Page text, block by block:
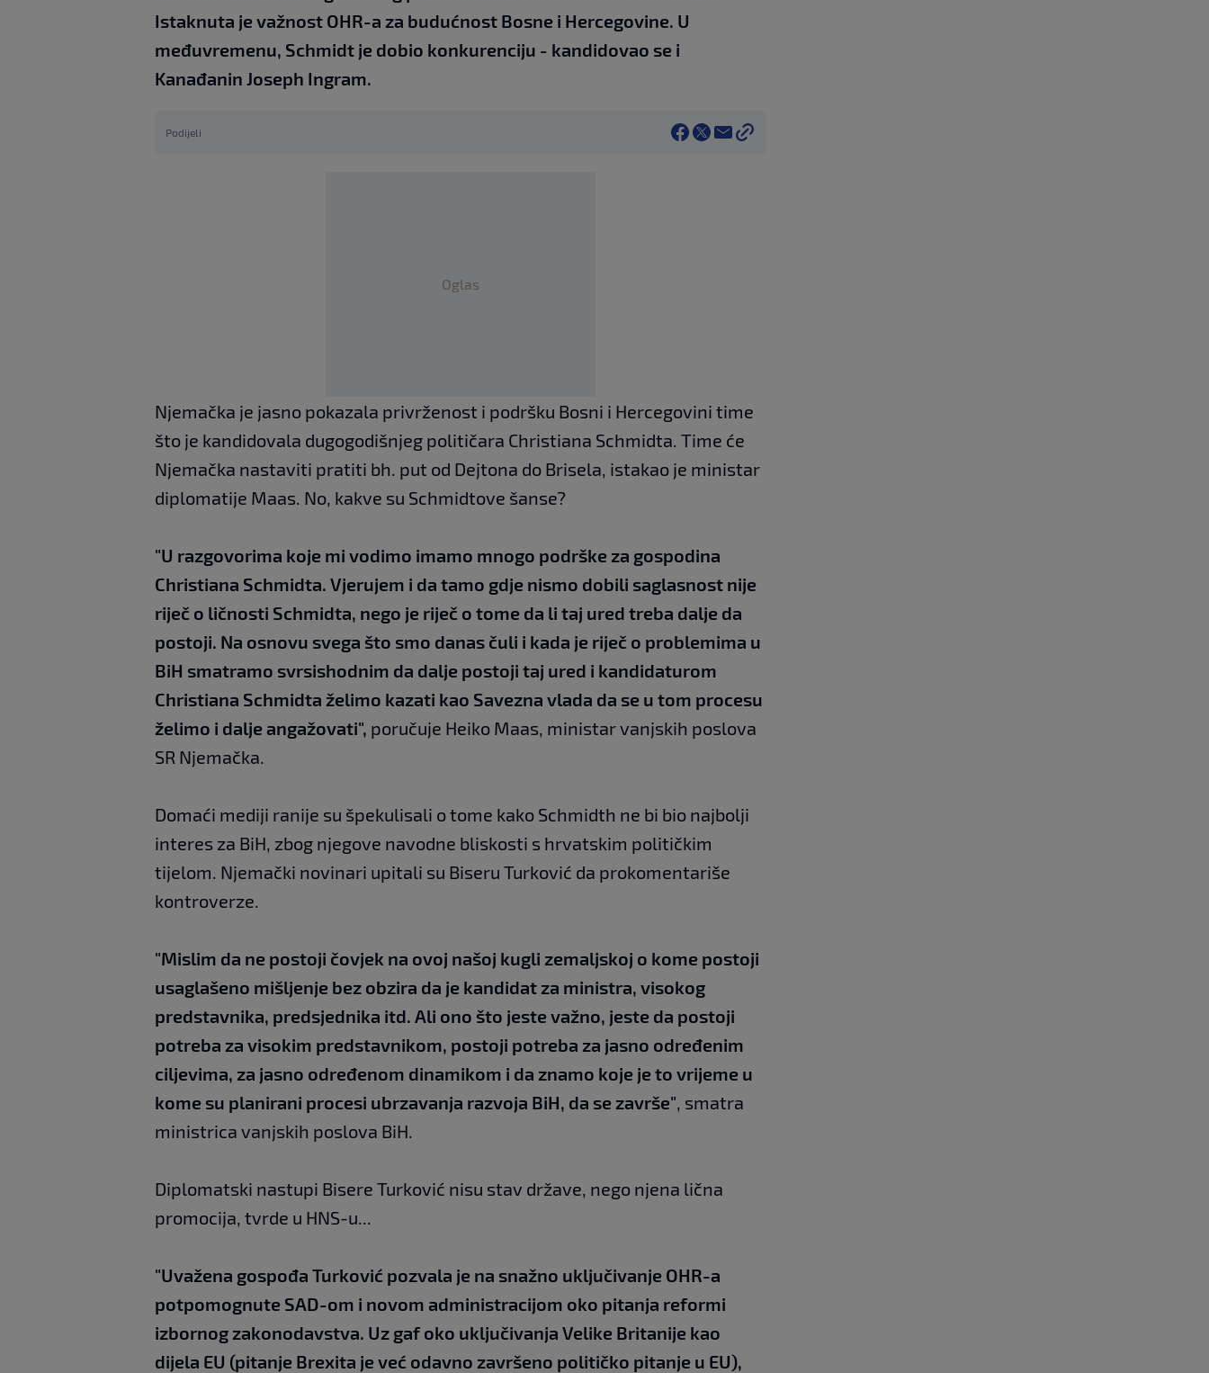
Istaknuta je važnost OHR-a za budućnost Bosne i Hercegovine. U
međuvremenu, Schmidt je dobio konkurenciju - kandidovao se i
Kanađanin Joseph Ingram.
Podijeli
Oglas
Njemačka je jasno pokazala privrženost i podršku Bosni i Hercegovini time
što je kandidovala dugogodišnjeg političara Christiana Schmidta. Time će
Njemačka nastaviti pratiti bh. put od Dejtona do Brisela, istakao je ministar
diplomatije Maas. No, kakve su Schmidtove šanse?
"U razgovorima koje mi vodimo imamo mnogo podrške za gospodina
Christiana Schmidta. Vjerujem i da tamo gdje nismo dobili saglasnost nije
riječ o ličnosti Schmidta, nego je riječ o tome da li taj ured treba dalje da
postoji. Na osnovu svega što smo danas čuli i kada je riječ o problemima u
BiH smatramo svrsishodnim da dalje postoji taj ured i kandidaturom
Christiana Schmidta želimo kazati kao Savezna vlada da se u tom procesu
želimo i dalje angažovati", poručuje Heiko Maas, ministar vanjskih poslova
SR Njemačka.
Domaći mediji ranije su špekulisali o tome kako Schmidth ne bi bio najbolji
interes za BiH, zbog njegove navodne bliskosti s hrvatskim političkim
tijelom. Njemački novinari upitali su Biseru Turković da prokomentariše
kontroverze.
"Mislim da ne postoji čovjek na ovoj našoj kugli zemaljskoj o kome postoji
usaglašeno mišljenje bez obzira da je kandidat za ministra, visokog
predstavnika, predsjednika itd. Ali ono što jeste važno, jeste da postoji
potreba za visokim predstavnikom, postoji potreba za jasno određenim
ciljevima, za jasno određenom dinamikom i da znamo koje je to vrijeme u
kome su planirani procesi ubrzavanja razvoja BiH, da se završe" , smatra
ministrica vanjskih poslova BiH.
Diplomatski nastupi Bisere Turković nisu stav države, nego njena lična
promocija, tvrde u HNS-u...
"Uvažena gospođa Turković pozvala je na snažno uključivanje OHR-a
potpomognute SAD-om i novom administracijom oko pitanja reformi
izbornog zakonodavstva. Uz gaf oko uključivanja Velike Britanije kao
dijela EU (pitanje Brexita je već odavno završeno političko pitanje u EU),